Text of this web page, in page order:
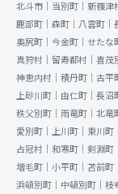
北斗市｜ 当別町｜ 新篠津
鹿部町｜ 森町｜ 八雲町｜
奥尻町｜ 今金町｜ せたな
真狩村｜ 留寿都村｜ 喜茂
神恵内村｜ 積丹町｜ 古平
上砂川町｜ 由仁町｜ 長沼
秩父別町｜ 雨竜町｜ 北竜
愛別町｜ 上川町｜ 東川町｜
占冠村｜ 和寒町｜ 剣淵町｜
増毛町｜ 小平町｜ 苫前町｜
浜頓別町｜ 中頓別町｜ 枝